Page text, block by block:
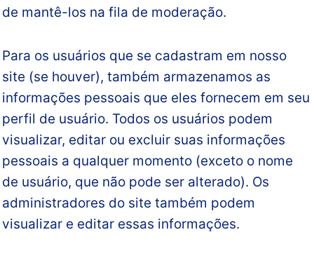
de mantê-los na fila de moderação.
Para os usuários que se cadastram em nosso
site (se houver), também armazenamos as
informações pessoais que eles fornecem em seu
perfil de usuário. Todos os usuários podem
visualizar, editar ou excluir suas informações
pessoais a qualquer momento (exceto o nome
de usuário, que não pode ser alterado). Os
administradores do site também podem
visualizar e editar essas informações.